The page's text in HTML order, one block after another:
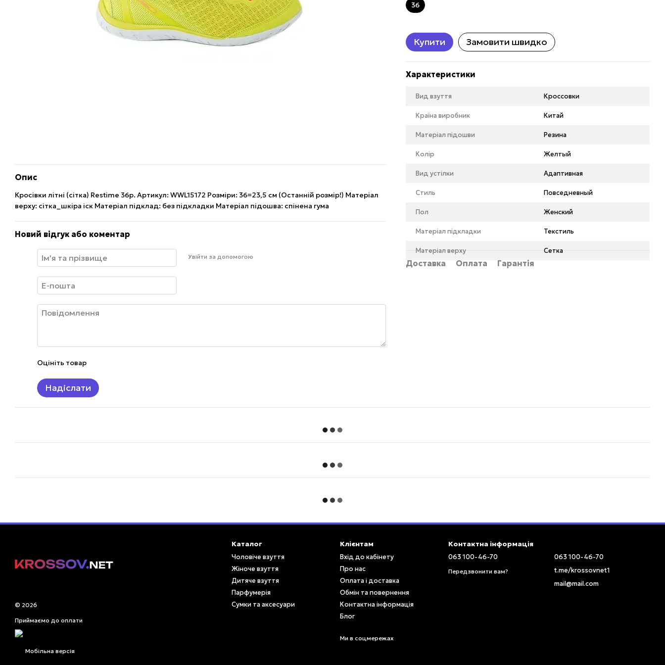
Опис
Кросівки літні (сітка) Restime 36р. Артикул: WWL15172 Розміри: 36=23,5 см (Останній розмір!) Матеріал
верху: сітка_шкіра іск Матеріал підклад: без підкладки Матеріал підошва: спінена гума
Новий відгук або коментар
Увійти за допомогою
Оцініть товар
Надіслати
36
Купити Замовити швидко
Характеристики
Вид взуття Кроссовки
Країна виробник Китай
Матеріал підошви Резина
Колір Желтый
Вид устілки Адаптивная
Стиль Повседневный
Пол Женский
Матеріал підкладки Текстиль
Матеріал верху Сетка
Доставка Оплата Гарантія
© 2026
Приймаємо до оплати
Мобільна версія
Каталог
Чоловіче взуття
Жіноче взуття
Дитяче взуття
Парфумерія
Сумки та аксесуари
Клієнтам
Вхід до кабінету
Про нас
Оплата і доставка
Обмін та повернення
Контактна інформація
Блог
Ми в соцмережах
Контактна інформація
063 100-46-70
Передзвонити вам?
063 100-46-70
t.me/krossovnet1
mail@mail.com